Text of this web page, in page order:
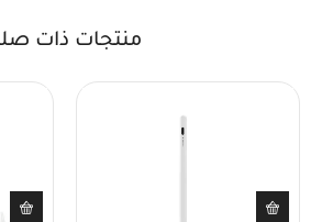
منتجات ذات